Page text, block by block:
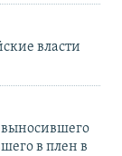
власти
в плен в